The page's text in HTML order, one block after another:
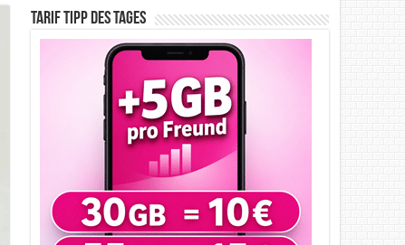
Tarif Tipp des Tages